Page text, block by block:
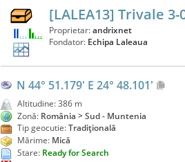
[LALEA13] Trivale 3-
Proprietar:andrixnet
Fondator: Echipa Laleaua
N 44° 51.179' E 24° 48.101'
Altitudine: 386 m
Zonă: România > Sud - Muntenia
Tip geocutie:Tradiţională
Mărime: Mică
Stare: Ready for Search